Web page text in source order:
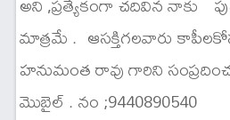
మాత్రమే . ఆసక్తిగలవారు
హనుమంత రావు గారిని
మొబైల్ . నం ;9440890540